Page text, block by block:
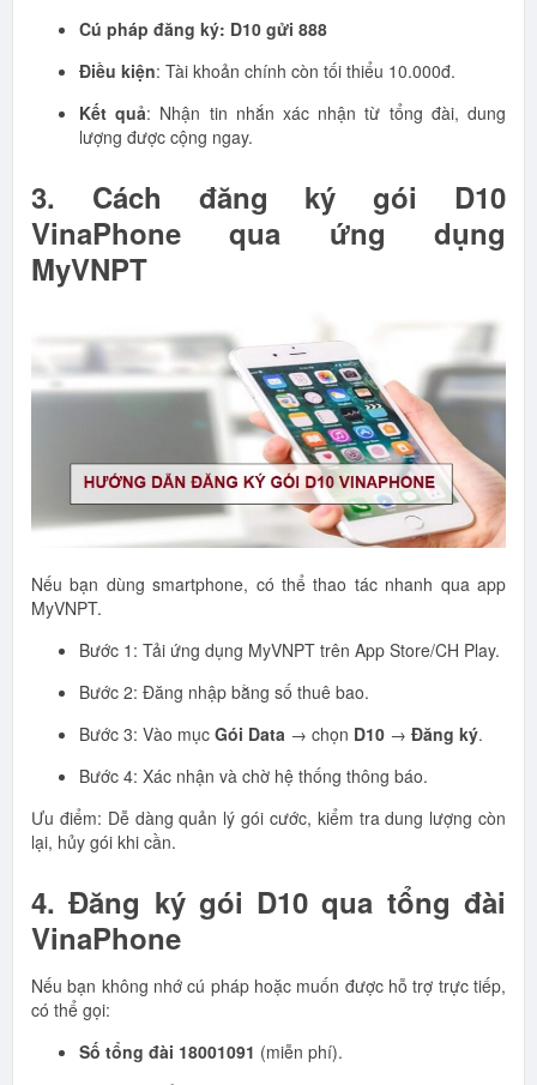
Cú pháp đăng ký: D10 gửi 888
Điều kiện: Tài khoản chính còn tối thiểu 10.000đ.
Kết quả: Nhận tin nhắn xác nhận từ tổng đài, dung
lượng được cộng ngay.
3. Cách đăng ký gói D10
VinaPhone qua ứng dụng
MyVNPT
Nếu bạn dùng smartphone, có thể thao tác nhanh qua app
MyVNPT.
Bước 1: Tải ứng dụng MyVNPT trên App Store/CH Play.
Bước 2: Đăng nhập bằng số thuê bao.
Bước 3: Vào mục Gói Data → chọn D10 → Đăng ký.
Bước 4: Xác nhận và chờ hệ thống thông báo.
Ưu điểm: Dễ dàng quản lý gói cước, kiểm tra dung lượng còn
lại, hủy gói khi cần.
4. Đăng ký gói D10 qua tổng đài
VinaPhone
Nếu bạn không nhớ cú pháp hoặc muốn được hỗ trợ trực tiếp,
có thể gọi:
Số tổng đài 18001091 (miễn phí).